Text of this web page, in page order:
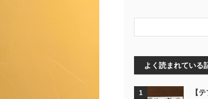
よく読まれている
1
【